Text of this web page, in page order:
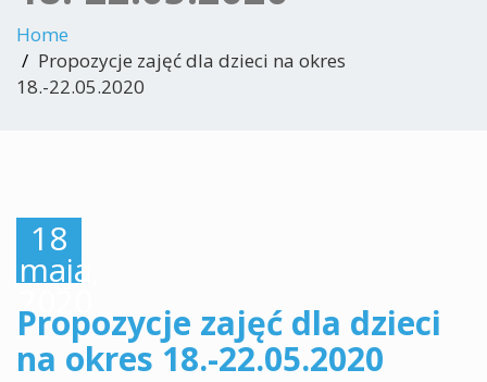
Home
Propozycje zajęć dla dzieci na okres
18.-22.05.2020
18
maja,
2020
Propozycje zajęć dla dzieci
na okres 18.-22.05.2020